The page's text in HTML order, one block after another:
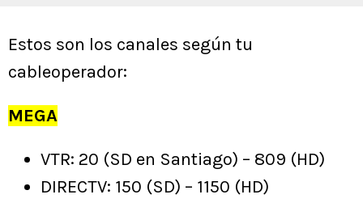
Estos son los canales según tu
cableoperador:
MEGA
VTR: 20 (SD en Santiago) – 809 (HD)
DIRECTV: 150 (SD) – 1150 (HD)